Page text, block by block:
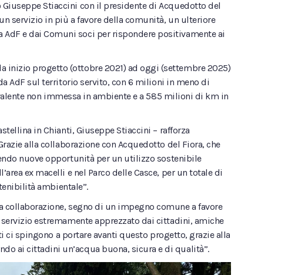
Stiaccini con il presidente di Acquedotto del
servizio in più a favore della comunità, un ulteriore
e dai Comuni soci per rispondere positivamente ai
inizio progetto (ottobre 2021) ad oggi (settembre 2025)
AdF sul territorio servito, con 6 milioni in meno di
non immessa in ambiente e a 585 milioni di km in
in Chianti, Giuseppe Stiaccini – rafforza
alla collaborazione con Acquedotto del Fiora, che
nuove opportunità per un utilizzo sostenibile
ex macelli e nel Parco delle Casce, per un totale di
ambientale”.
segno di un impegno comune a favore
estremamente apprezzato dai cittadini, amiche
spingono a portare avanti questo progetto, grazie alla
ai cittadini un’acqua buona, sicura e di qualità”.